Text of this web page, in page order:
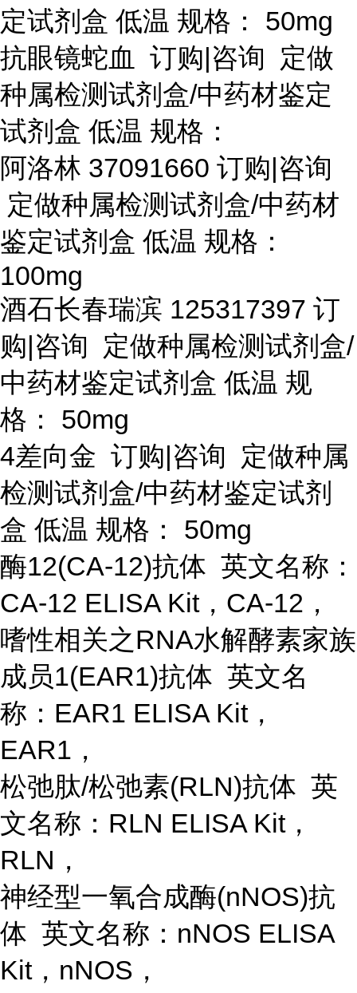
定试剂盒 低温 规格： 50mg
抗眼镜蛇血
订购|咨询 定做
种属检测试剂盒/中药材鉴定
试剂盒 低温 规格：
阿洛林 37091660 订购|咨询
定做种属检测试剂盒/中药材
鉴定试剂盒 低温 规格：
100mg
酒石长春瑞滨 125317397 订
购|咨询 定做种属检测试剂盒/
中药材鉴定试剂盒 低温 规
格： 50mg
4差向金 订购|咨询 定做种属
检测试剂盒/中药材鉴定试剂
盒 低温 规格： 50mg
酶12(CA-12)抗体 英文名称：
CA-12 ELISA Kit，CA-12，
嗜性相关之RNA水解酵素家族
成员1(EAR1)抗体 英文名
称：EAR1 ELISA Kit，
EAR1，
松弛肽/松弛素(RLN)抗体 英
文名称：RLN ELISA Kit，
RLN，
神经型一氧合成酶(nNOS)抗
体 英文名称：nNOS ELISA
Kit，nNOS，